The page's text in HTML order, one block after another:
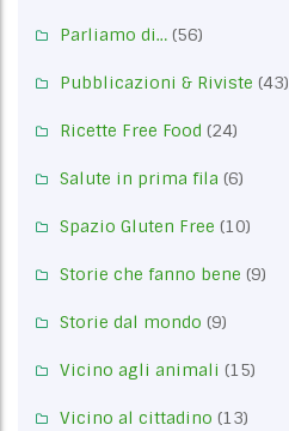
Parliamo di… (56)
Pubblicazioni & Riviste (43)
Ricette Free Food (24)
Salute in prima fila (6)
Spazio Gluten Free (10)
Storie che fanno bene (9)
Storie dal mondo (9)
Vicino agli animali (15)
Vicino al cittadino (13)